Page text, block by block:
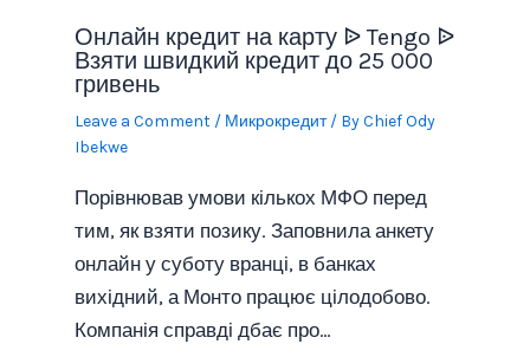
Онлайн кредит на карту ᐉ Tengo ᐉ
Взяти швидкий кредит до 25 000
гривень
Leave a Comment / Микрокредит/ ByChief Ody
Ibekwe
Порівнював умови кількох МФО перед
тим, як взяти позику. Заповнила анкету
онлайн у суботу вранці, в банках
вихідний, а Монто працює цілодобово.
Компанія справді дбає про…